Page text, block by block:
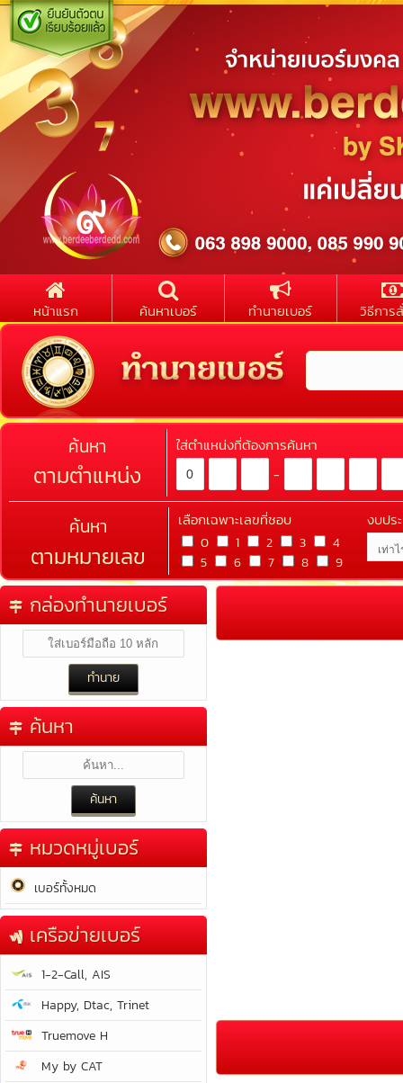
หน้าแรก ค้นหาเบอร์ ทำนายเบอร์ วิธีการ
ค้นหา
ตามตำแหน่ง
ใส่ตำแหน่งที่ต้องการค้นหา
-
ค้นหา
ตามหมายเลข
เลือกเฉพาะเลขที่ชอบ
0 1 2 3
4
5
6 7 8 9
งบปร
กล่องทำนายเบอร์
ค้นหา
หมวดหมู่เบอร์
เบอร์ทั้งหมด
เครือข่ายเบอร์
1-2-Call, AIS
Happy, Dtac, Trinet
Truemove H
My by CAT